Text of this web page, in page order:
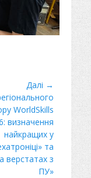
Далі →
WorldSkills
визначення
найкращих у
та
верстатах з
ПУ»